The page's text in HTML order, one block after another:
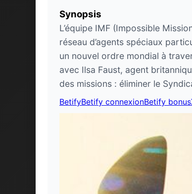
Synopsis
L’équipe IMF (Impossible
réseau d’agents spéciaux
un nouvel ordre mondial à
avec Ilsa Faust, agent
des missions : éliminer le
BetifyBetify connexionBetify bonus